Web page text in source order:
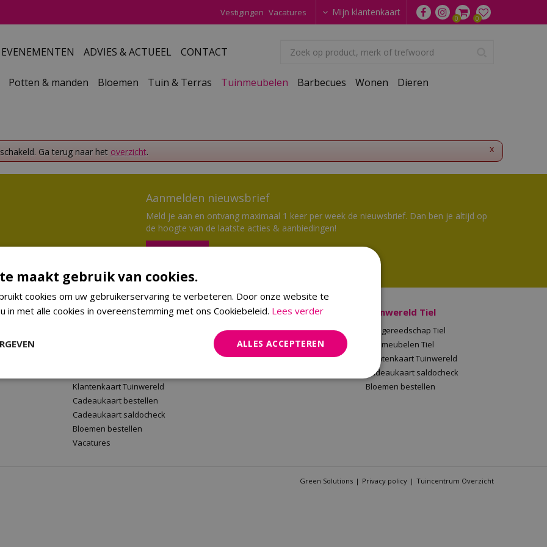
Vestigingen Vacatures Mijn klantenkaart
EVENEMENTEN ADVIES & ACTUEEL CONTACT
Potten & manden Bloemen Tuin & Terras Tuinmeubelen Barbecues Wonen Dieren
x
Ga terug naar het overzicht.
Aanmelden nieuwsbrief
Meld je aan en ontvang maximaal 1 keer per week de nieuwsbrief. Dan ben je altijd op
de hoogte van de laatste acties & aanbiedingen!
Aanmelden
Tuinwereld Wijchen
Klantenkaart Tuinwereld
Cadeaukaart bestellen
Cadeaukaart saldocheck
Bloemen bestellen
Vacatures
Tuinwereld Malden
Planten Malden
Klantenkaart Tuinwereld
Cadeaukaart saldocheck
Tuinwereld Tiel
Tuingereedschap Tiel
Tuinmeubelen Tiel
Klantenkaart Tuinwereld
Cadeaukaart saldocheck
Bloemen bestellen
Green Solutions Privacy policy Tuincentrum Overzicht
maakt gebruik van cookies.
cookies om uw gebruikerservaring te verbeteren. Door onze website te
in met alle cookies in overeenstemming met ons Cookiebeleid. Lees verder
ALLES ACCEPTEREN